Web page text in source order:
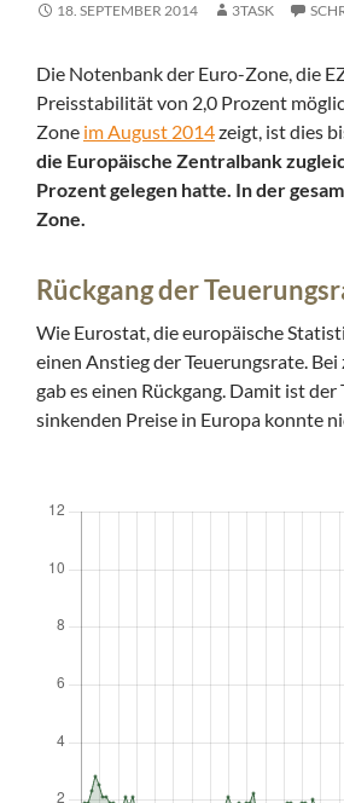
18. SEPTEMBER 2014 3TASK
Die Notenbank der Euro-Zone, die
Preisstabilität von 2,0 Prozent
Zone im August 2014zeigt, ist dies
die Europäische Zentralbank
Prozent gelegen hatte. In der
Zone.
Rückgang der
Wie Eurostat, die europäische
einen Anstieg der Teuerungsrate.
gab es einen Rückgang. Damit ist
sinkenden Preise in Europa konnte